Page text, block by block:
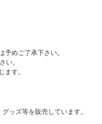
予めご了承下さい。
さい。
す。
ッズ等を販売しています。